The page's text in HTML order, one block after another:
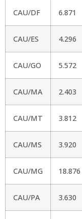
CAU/DF 6.871
CAU/ES 4.296
CAU/GO 5.572
CAU/MA 2.403
CAU/MT 3.812
CAU/MS 3.920
CAU/MG 18.876
CAU/PA 3.630